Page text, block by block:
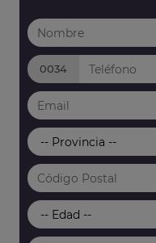
0034